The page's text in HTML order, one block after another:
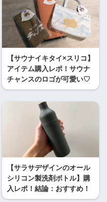
【サウナイキタイ×スリコ】
アイテム購入レポ！サウナ
チャンスのロゴが可愛い♡
【サラサデザインのオール
シリコン製洗剤ボトル】購
入レポ！結論：おすすめ！